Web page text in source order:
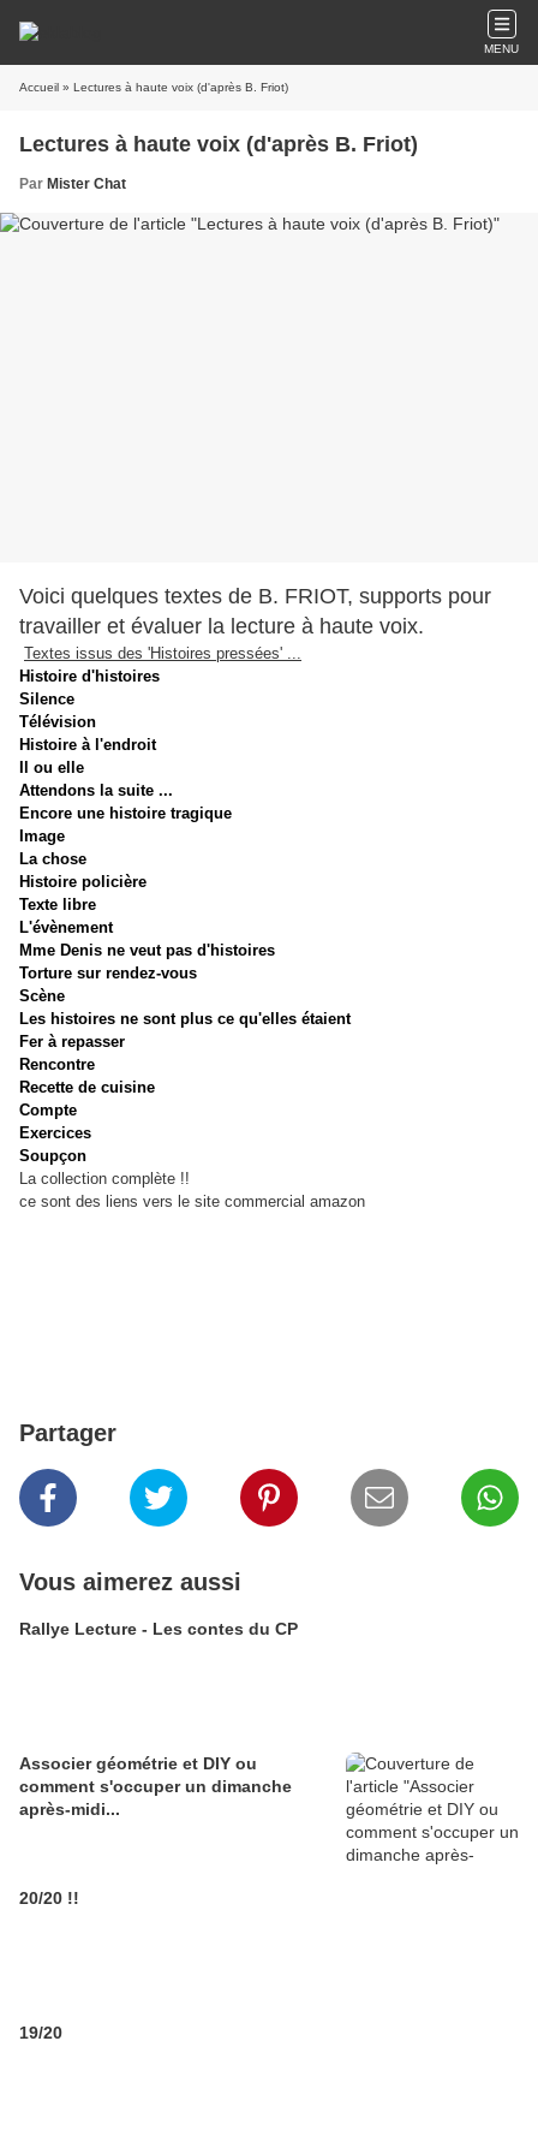
MENU
Accueil » Lectures à haute voix (d'après B. Friot)
Lectures à haute voix (d'après B. Friot)
Par Mister Chat
Voici quelques textes de B. FRIOT, supports pour
travailler et évaluer la lecture à haute voix.
Textes issus des 'Histoires pressées' ...
Histoire d'histoires
Silence
Télévision
Histoire à l'endroit
Il ou elle
Attendons la suite ...
Encore une histoire tragique
Image
La chose
Histoire policière
Texte libre
L'évènement
Mme Denis ne veut pas d'histoires
Torture sur rendez-vous
Scène
Les histoires ne sont plus ce qu'elles étaient
Fer à repasser
Rencontre
Recette de cuisine
Compte
Exercices
Soupçon
La collection complète !!
ce sont des liens vers le site commercial amazon
Partager
Vous aimerez aussi
Rallye Lecture - Les contes du CP
Associer géométrie et DIY ou
comment s'occuper un dimanche
après-midi...
20/20 !!
19/20